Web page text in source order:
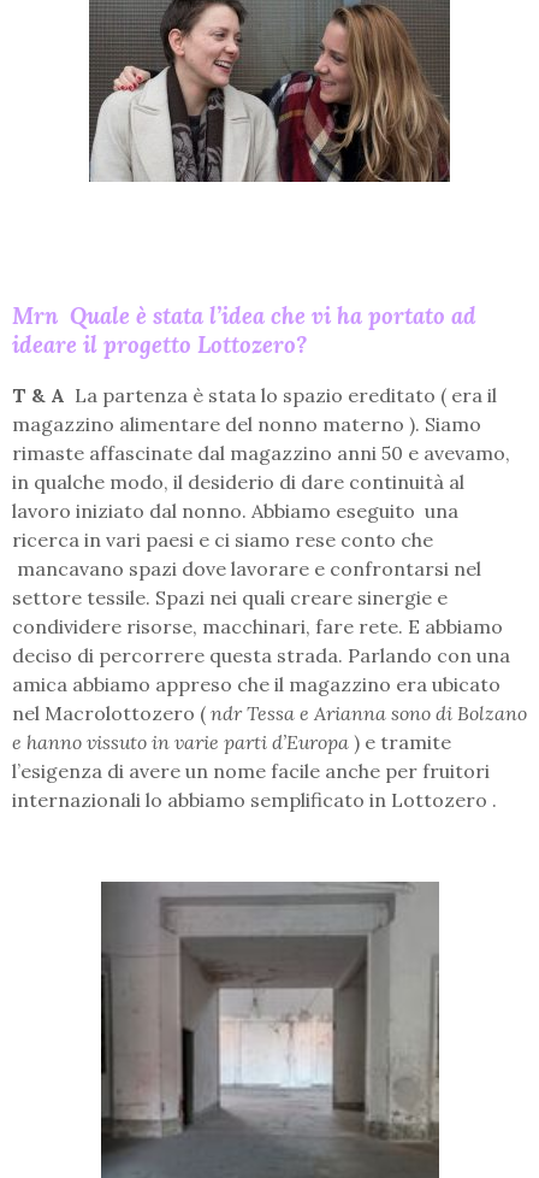
Mrn Quale è stata l’idea che vi ha portato ad
ideare il progetto Lottozero?
T & A La partenza è stata lo spazio ereditato ( era il
magazzino alimentare del nonno materno ). Siamo
rimaste affascinate dal magazzino anni 50 e avevamo,
in qualche modo, il desiderio di dare continuità al
lavoro iniziato dal nonno. Abbiamo eseguito una
ricerca in vari paesi e ci siamo rese conto che
mancavano spazi dove lavorare e confrontarsi nel
settore tessile. Spazi nei quali creare sinergie e
condividere risorse, macchinari, fare rete. E abbiamo
deciso di percorrere questa strada. Parlando con una
amica abbiamo appreso che il magazzino era ubicato
nel Macrolottozero ( ndr Tessa e Arianna sono di Bolzano
e hanno vissuto in varie parti d’Europa ) e tramite
l’esigenza di avere un nome facile anche per fruitori
internazionali lo abbiamo semplificato in Lottozero .